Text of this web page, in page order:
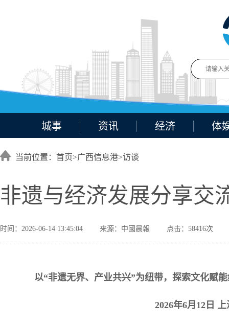
城事 资讯 经济 体
当前位置：首页>广西信息港>访谈
非遗与经济发展分享交
时间：2026-06-14 13:45:04 来源：中國晨報 点击：58416次
以“非遗无界、产业共兴”为纽带，探索文化赋
2026年6月12日